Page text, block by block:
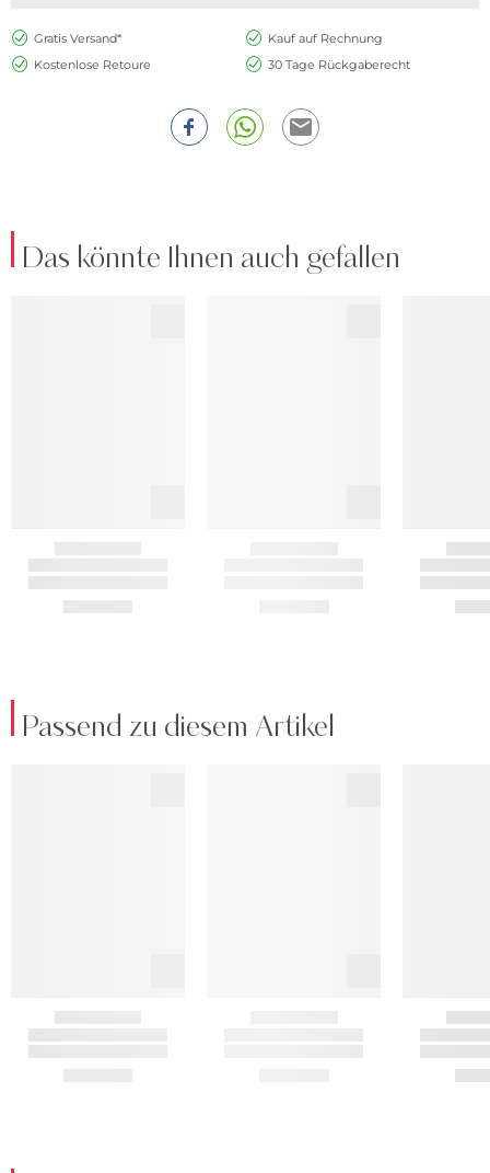
Gratis Versand*
Kauf auf Rechnung
Kostenlose Retoure
30 Tage Rückgaberecht
Das könnte Ihnen auch gefallen
Passend zu diesem Artikel